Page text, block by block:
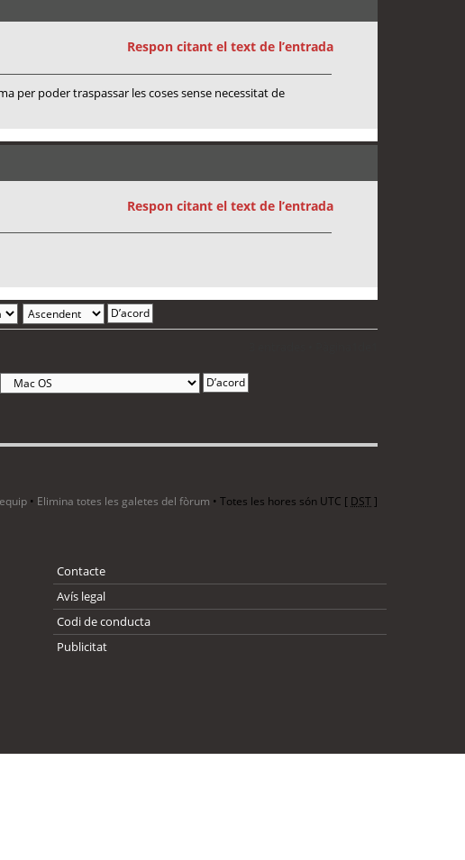
Respon citant el text de l’entrada
per poder traspassar les coses sense necessitat de
Respon citant el text de l’entrada
• Elimina totes les galetes del fòrum • Totes les hores són UTC [ DST]
Contacte
Avís legal
Codi de conducta
Publicitat